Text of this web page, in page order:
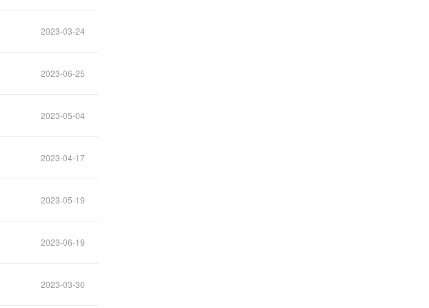
2023-03-24
2023-06-25
2023-05-04
2023-04-17
2023-05-19
2023-06-19
2023-03-30